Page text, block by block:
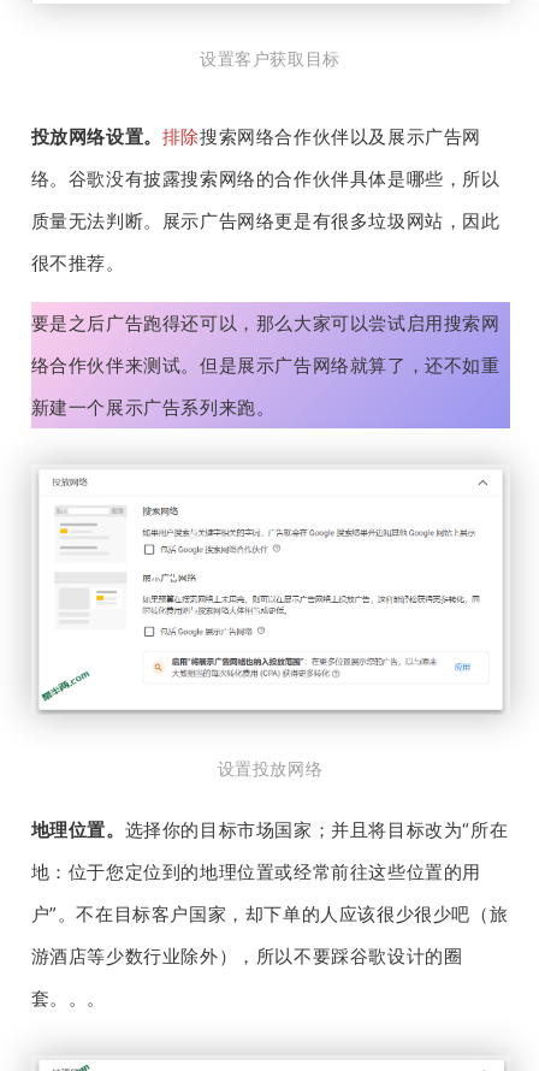
设置客户获取目标
投放网络设置。 排除搜索网络合作伙伴以及展示广告网
络。谷歌没有披露搜索网络的合作伙伴具体是哪些，所以
质量无法判断。展示广告网络更是有很多垃圾网站，因此
很不推荐。
要是之后广告跑得还可以，那么大家可以尝试启用搜索网
络合作伙伴来测试。但是展示广告网络就算了，还不如重
新建一个展示广告系列来跑。
设置投放网络
地理位置。 选择你的目标市场国家；并且将目标改为“所在
地：位于您定位到的地理位置或经常前往这些位置的用
户”。不在目标客户国家，却下单的人应该很少很少吧（旅
游酒店等少数行业除外），所以不要踩谷歌设计的圈
套。。。